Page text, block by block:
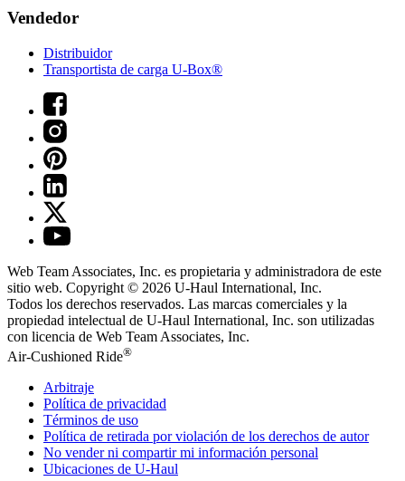
Vendedor
Distribuidor
Transportista de carga U-Box®
Web Team Associates, Inc. es propietaria y administradora de este
sitio web. Copyright © 2026 U-Haul International, Inc.
Todos los derechos reservados. Las marcas comerciales y la
propiedad intelectual de U-Haul International, Inc. son utilizadas
con licencia de Web Team Associates, Inc.
Air-Cushioned Ride®
Arbitraje
Política de privacidad
Términos de uso
Política de retirada por violación de los derechos de autor
No vender ni compartir mi información personal
Ubicaciones de U-Haul